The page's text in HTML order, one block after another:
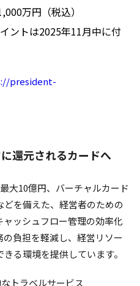
万円（税込）
ントは2025年11月中に付
president-
還元されるカードへ
大10億円、バーチャルカード
を備えた、経営者のための
ッシュフロー管理の効率化
負担を軽減し、経営リソー
る環境を提供しています。
トラベルサービス